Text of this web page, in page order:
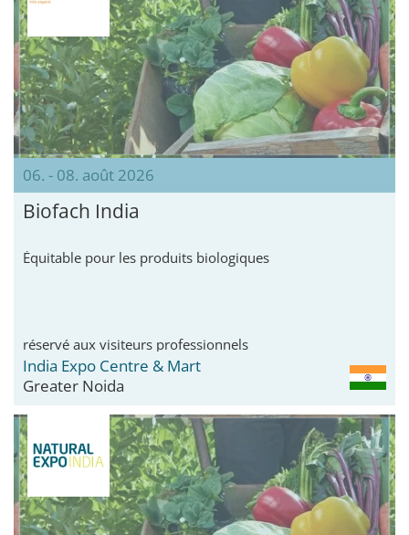
06. - 08. août 2026
Biofach India
Équitable pour les produits biologiques
réservé aux visiteurs professionnels
India Expo Centre & Mart
Greater Noida